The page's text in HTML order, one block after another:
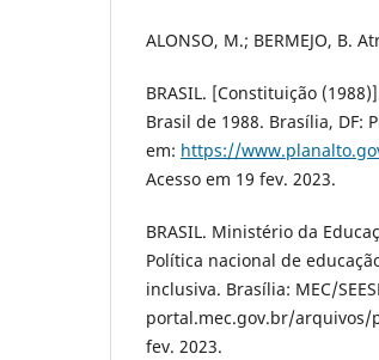
ALONSO, M.; BERMEJO, B.
BRASIL. [Constituição
Brasil de 1988. Brasília, DF:
em: https://
Acesso em 19 fev. 2023.
BRASIL. Ministério da
Política nacional de
inclusiva. Brasília: MEC/
portal.mec.gov.br/arquivos/
fev. 2023.